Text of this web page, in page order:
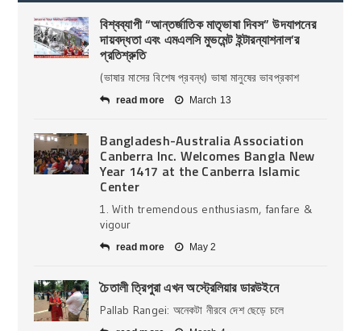
বিশ্বব্যাপী “আন্তর্জাতিক মাতৃভাষা দিবস” উদযাপনের
দায়বদ্ধতা এবং এমএলসি মুভমেন্ট ইন্টারন্যাশনাল’র
প্রতিশ্রুতি
(ভাষার মাসের বিশেষ প্রবন্ধ) ভাষা মানুষের ভাবপ্রকাশ
read more March 13
Bangladesh-Australia Association
Canberra Inc. Welcomes Bangla New
Year 1417 at the Canberra Islamic
Center
1. With tremendous enthusiasm, fanfare &
vigour
read more May 2
চৈতালী ত্রিপুরা এখন অস্ট্রেলিয়ার ডারউইনে
Pallab Rangei: অনেকটা নীরবে দেশ ছেড়ে চলে